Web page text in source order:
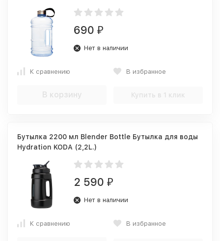
690 ₽
Нет в наличии
К сравнению В избранное
В корзину Купить в 1 клик
Бутылка 2200 мл Blender Bottle Бутылка для воды
Hydration KODA (2,2L.)
2 590 ₽
Нет в наличии
К сравнению В избранное